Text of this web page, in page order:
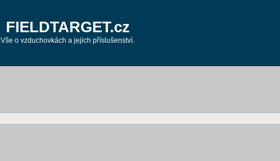
FIELDTARGET.cz
Vše o vzduchovkách a jejich příslušenství.